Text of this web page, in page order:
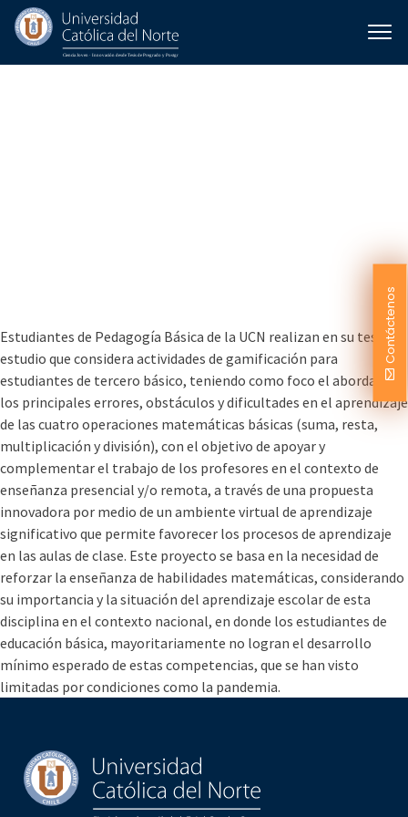
Contáctenos
Estudiantes de Pedagogía Básica de la UCN realizan en su tesis un
estudio que considera actividades de gamificación para
estudiantes de tercero básico, teniendo como foco el abordaje de
los principales errores, obstáculos y dificultades en el aprendizaje
de las cuatro operaciones matemáticas básicas (suma, resta,
multiplicación y división), con el objetivo de apoyar y
complementar el trabajo de los profesores en el contexto de
enseñanza presencial y/o remota, a través de una propuesta
innovadora por medio de un ambiente virtual de aprendizaje
significativo que permite favorecer los procesos de aprendizaje
en las aulas de clase. Este proyecto se basa en la necesidad de
reforzar la enseñanza de habilidades matemáticas, considerando
su importancia y la situación del aprendizaje escolar de esta
disciplina en el contexto nacional, en donde los estudiantes de
educación básica, mayoritariamente no logran el desarrollo
mínimo esperado de estas competencias, que se han visto
limitadas por condiciones como la pandemia.